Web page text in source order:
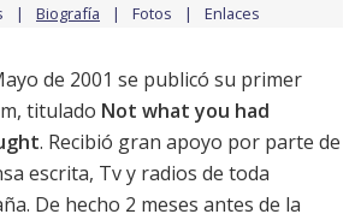
Biografía Fotos Enlaces
de 2001 se publicó su primer
titulado Not what you had
. Recibió gran apoyo por parte de
escrita, Tv y radios de toda
De hecho 2 meses antes de la